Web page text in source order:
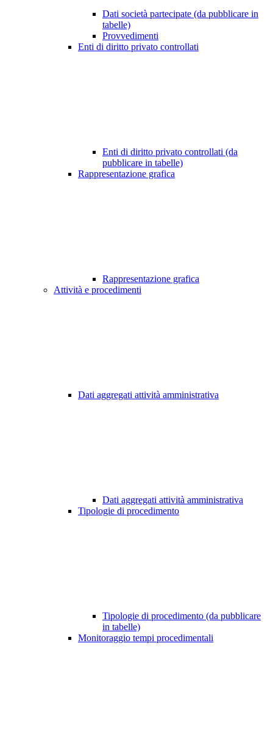
Dati società partecipate (da pubblicare in
tabelle)
Provvedimenti
Enti di diritto privato controllati
Enti di diritto privato controllati (da
pubblicare in tabelle)
Rappresentazione grafica
Rappresentazione grafica
Attività e procedimenti
Dati aggregati attività amministrativa
Dati aggregati attività amministrativa
Tipologie di procedimento
Tipologie di procedimento (da pubblicare
in tabelle)
Monitoraggio tempi procedimentali